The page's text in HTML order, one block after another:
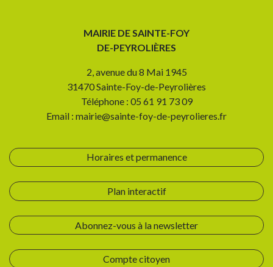
MAIRIE DE SAINTE-FOY
DE-PEYROLIÈRES
2, avenue du 8 Mai 1945
31470 Sainte-Foy-de-Peyrolières
Téléphone : 05 61 91 73 09
Email : mairie@sainte-foy-de-peyrolieres.fr
Horaires et permanence
Plan interactif
Abonnez-vous à la newsletter
Compte citoyen